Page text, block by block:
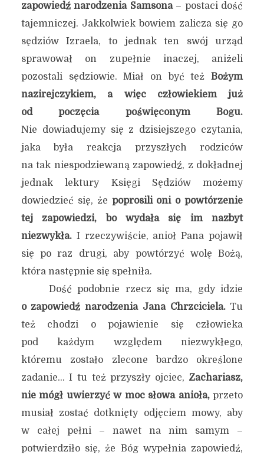
zapowiedź narodzenia Samsona– postaci dość
tajemniczej. Jakkolwiek bowiem zalicza się go
sędziów Izraela, to jednak ten swój urząd
sprawował on zupełnie inaczej, aniżeli
pozostali sędziowie. Miał on być teżBożym
nazirejczykiem, a więc człowiekiem już
od poczęcia poświęconym Bogu.
Nie dowiadujemy się z dzisiejszego czytania,
jaka była reakcja przyszłych rodziców
na tak niespodziewaną zapowiedź, z dokładnej
jednak lektury Księgi Sędziów możemy
dowiedzieć się, że poprosili oni o powtórzenie
tej zapowiedzi, bo wydała się im nazbyt
niezwykła.I rzeczywiście, anioł Pana pojawił
się po raz drugi, aby powtórzyć wolę Bożą,
która następnie się spełniła.
Dość podobnie rzecz się ma, gdy idzie
o zapowiedź narodzenia Jana Chrzciciela.Tu
też chodzi o pojawienie się człowieka
pod każdym względem niezwykłego,
któremu zostało zlecone bardzo określone
zadanie… I tu też przyszły ojciec, Zachariasz,
nie mógł uwierzyć w moc słowa anioła,przeto
musiał zostać dotknięty odjęciem mowy, aby
w całej pełni – nawet na nim samym –
potwierdziło się, że Bóg wypełnia zapowiedź,